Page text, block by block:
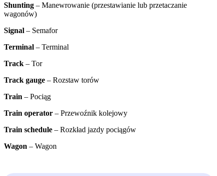
Shunting – Manewrowanie (przestawianie lub przetaczanie
wagonów)
Signal – Semafor
Terminal – Terminal
Track – Tor
Track gauge – Rozstaw torów
Train – Pociąg
Train operator – Przewoźnik kolejowy
Train schedule – Rozkład jazdy pociągów
Wagon – Wagon